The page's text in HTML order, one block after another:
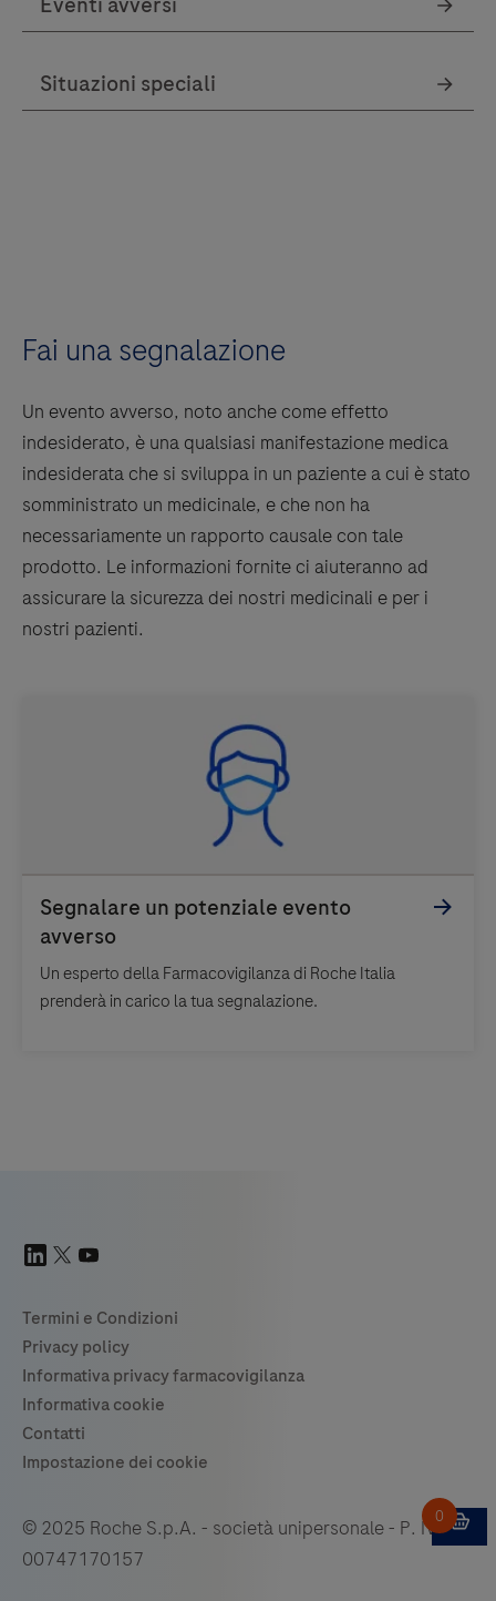
Fai una segnalazione
Un evento avverso, noto anche come effetto
indesiderato, è una qualsiasi manifestazione medica
indesiderata che si sviluppa in un paziente a cui è stato
somministrato un medicinale, e che non ha
necessariamente un rapporto causale con tale
prodotto. Le informazioni fornite ci aiuteranno ad
assicurare la sicurezza dei nostri medicinali e per i
nostri pazienti.
Un esperto della Farmacovigilanza di Roche Italia
prenderà in carico la tua segnalazione.
© 2025 Roche S.p.A. - società unipersonale - P. IVA
00747170157